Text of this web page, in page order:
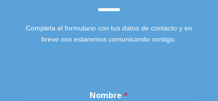
Completa el formulario con tus datos de contacto y en
breve nos estaremos comunicando contigo.
Nombre*